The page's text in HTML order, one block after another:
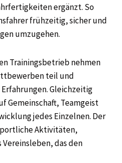
ergänzt. So
frühzeitig, sicher und
umzugehen.
Trainingsbetrieb nehmen
teil und
Gleichzeitig
Gemeinschaft, Teamgeist
jedes Einzelnen. Der
Aktivitäten,
das den